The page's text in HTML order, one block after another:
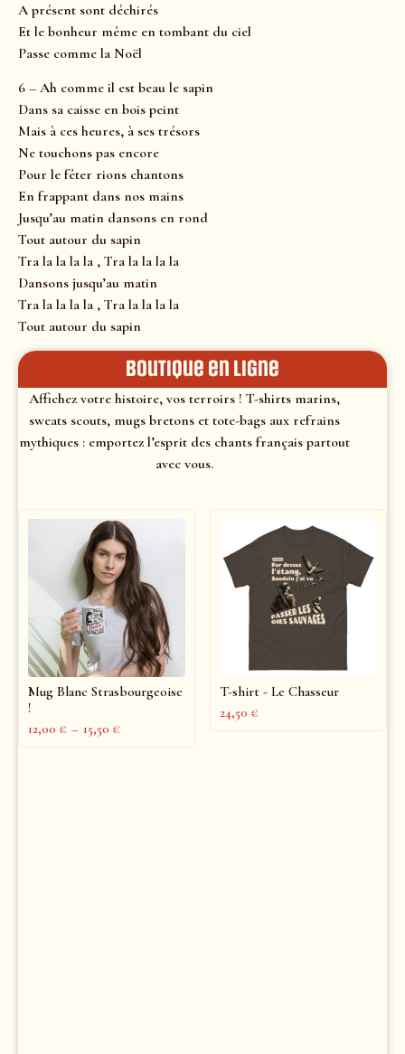
A présent sont déchirés
Et le bonheur même en tombant du ciel
Passe comme la Noël
6 – Ah comme il est beau le sapin
Dans sa caisse en bois peint
Mais à ces heures, à ses trésors
Ne touchons pas encore
Pour le fêter rions chantons
En frappant dans nos mains
Jusqu’au matin dansons en rond
Tout autour du sapin
Tra la la la la , Tra la la la la
Dansons jusqu’au matin
Tra la la la la , Tra la la la la
Tout autour du sapin
Boutique en ligne
Affichez votre histoire, vos terroirs ! T-shirts marins,
sweats scouts, mugs bretons et tote-bags aux refrains
mythiques : emportez l’esprit des chants français partout
avec vous.
Mug Blanc Strasbourgeoise
!
12,00 € – 15,50 €
T-shirt - Le Chasseur
24,50 €